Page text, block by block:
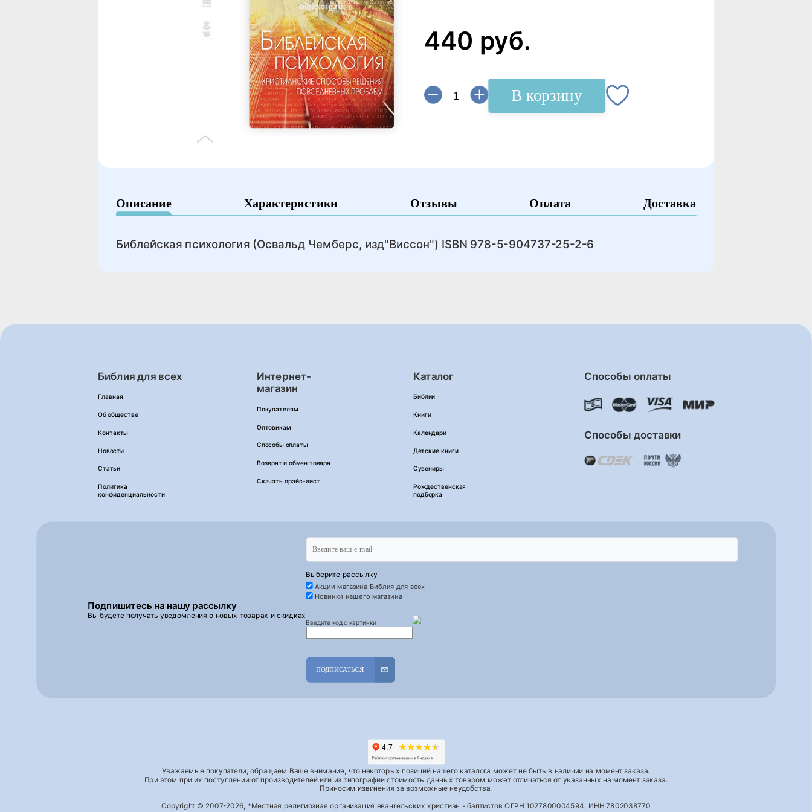
440 руб.
В корзину
Описание Характеристики Отзывы Оплата Доставка
Библейская психология (Освальд Чемберс, изд"Виссон") ISBN 978-5-904737-25-2-6
Библия для всех
Главная
Об обществе
Контакты
Новости
Статьи
Политика
конфиденциальности
Интернет-
магазин
Покупателям
Оптовикам
Способы оплаты
Возврат и обмен товара
Скачать прайс-лист
Каталог
Библии
Книги
Календари
Детские книги
Сувениры
Рождественская
подборка
Способы оплаты
Способы доставки
Подпишитесь на нашу рассылку
Вы будете получать уведомления о новых товарах и скидках
Выберите рассылку
Акции магазина Библия для всех
Новинки нашего магазина
Введите код с картинки
ПОДПИСАТЬСЯ
Уважаемые покупатели, обращаем Ваше внимание, что некоторых позиций нашего каталога может не быть в наличии на момент заказа.
При этом при их поступлении от производителей или из типографии стоимость данных товаром может отличаться от указанных на момент заказа.
Приносим извинения за возможные неудобства.
Copyright © 2007-2026, *Местная религиозная организация евангельских христиан - баптистов ОГРН 1027800004594, ИНН 7802038770